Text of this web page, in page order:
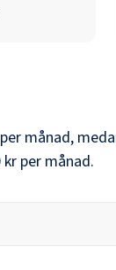
per månad,
krper månad.